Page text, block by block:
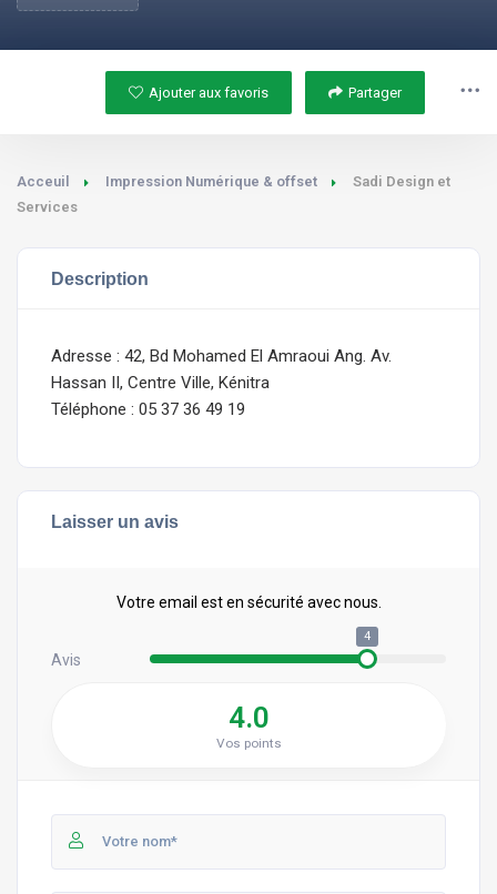
Ajouter aux favoris Partager
Acceuil Impression Numérique & offset
Sadi Design et
Services
Description
Adresse : 42, Bd Mohamed El Amraoui Ang. Av.
Hassan II, Centre Ville, Kénitra
Téléphone : 05 37 36 49 19
Laisser un avis
Votre email est en sécurité avec nous.
Avis
4
4.0
Vos points